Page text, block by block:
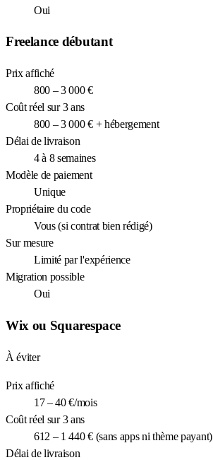
Oui
Freelance débutant
Prix affiché
800 – 3 000 €
Coût réel sur 3 ans
800 – 3 000 € + hébergement
Délai de livraison
4 à 8 semaines
Modèle de paiement
Unique
Propriétaire du code
Vous (si contrat bien rédigé)
Sur mesure
Limité par l'expérience
Migration possible
Oui
Wix ou Squarespace
À éviter
Prix affiché
17 – 40 €/mois
Coût réel sur 3 ans
612 – 1 440 € (sans apps ni thème payant)
Délai de livraison